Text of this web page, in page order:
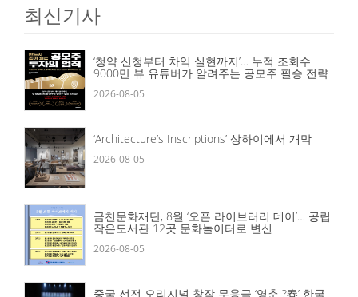
최신기사
‘청약 신청부터 차익 실현까지’… 누적 조회수
9000만 뷰 유튜버가 알려주는 공모주 필승 전략
2026-08-05
‘Architecture’s Inscriptions’ 상하이에서 개막
2026-08-05
금천문화재단, 8월 ‘오픈 라이브러리 데이’… 공립
작은도서관 12곳 문화놀이터로 변신
2026-08-05
중국 선전 오리지널 창작 무용극 ‘영춘 ?春’ 한국